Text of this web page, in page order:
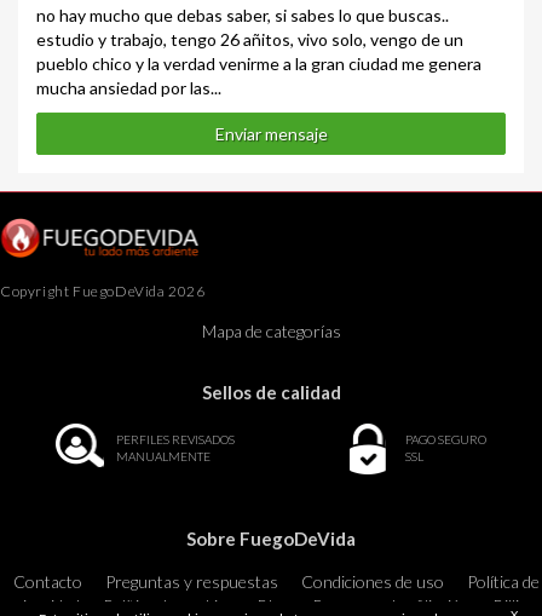
no hay mucho que debas saber, si sabes lo que buscas..
estudio y trabajo, tengo 26 añitos, vivo solo, vengo de un
pueblo chico y la verdad venirme a la gran ciudad me genera
mucha ansiedad por las...
Enviar mensaje
Copyright FuegoDeVida 2026
Mapa de categorías
Sellos de calidad
PERFILES REVISADOS
MANUALMENTE
PAGO SEGURO
SSL
Sobre FuegoDeVida
Contacto Preguntas y respuestas Condiciones de uso
Política de
privacidad
Política de cookies Blog Programa de afiliación Billing